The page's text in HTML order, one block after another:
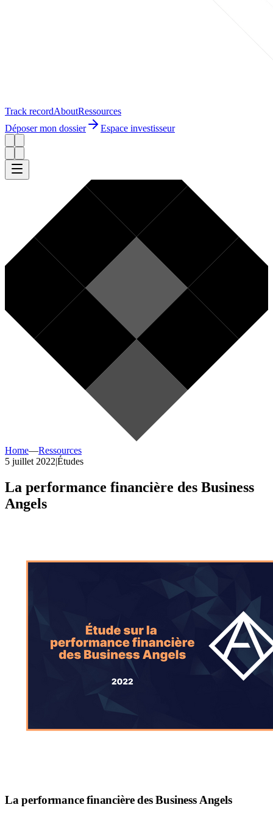
Track recordAboutRessources
Déposer mon dossier
Espace investisseur
Home—Ressources
5 juillet 2022|Études
La performance financière des Business
Angels
Laperformance financièredes Business Angels